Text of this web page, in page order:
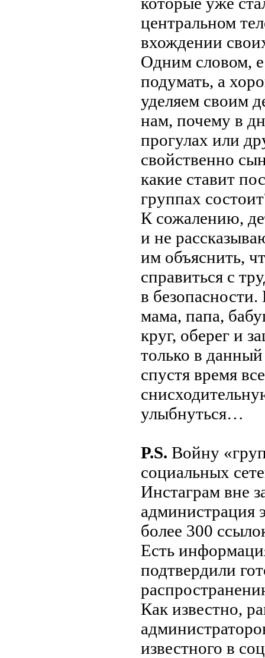
центральном
вхождении
Одним словом,
подумать, а
уделяем своим
нам, почему в
прогулах или
свойственно
какие ставит
группах
К сожалению,
и не
им объяснить,
справиться с
в
мама, папа,
круг, оберег и
только в
спустя время
улыбнуться…
P.S. Войну
социальных
Инстаграм вне
администрация
более 300
Есть
подтвердили
Как известно,
известного в